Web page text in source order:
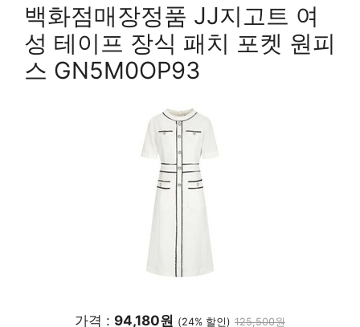
백화점매장정품 JJ지고트 여
성 테이프 장식 패치 포켓 원피
스 GN5M0OP93
가격 : 94,180원 (24% 할인) 125,500원